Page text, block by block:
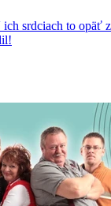
srdciach to opäť